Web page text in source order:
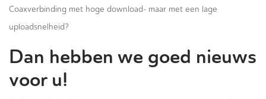
Coaxverbinding met hoge download- maar met een lage
uploadsnelheid?
Dan hebben we goed nieuws
voor u!